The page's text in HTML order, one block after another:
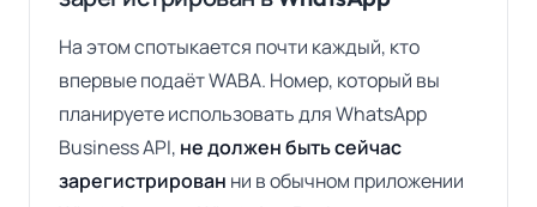
На этом спотыкается почти каждый, кто
впервые подаёт WABA. Номер, который вы
планируете использовать для WhatsApp
Business API, не должен быть сейчас
зарегистрирован ни в обычном приложении